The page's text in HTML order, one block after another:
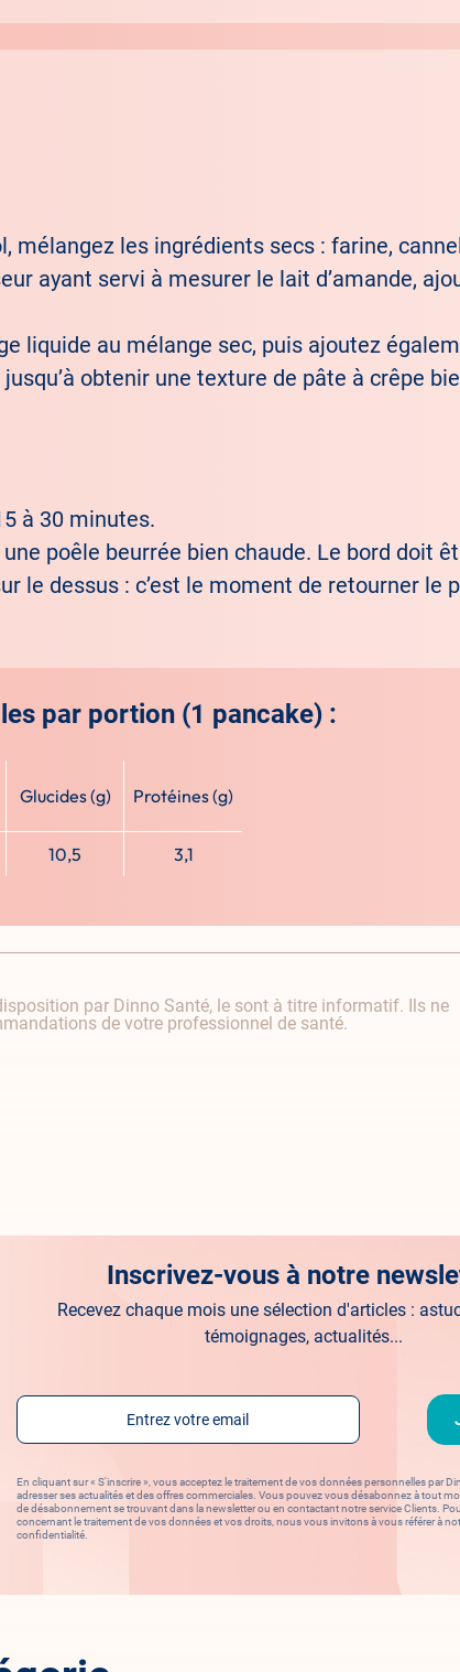
mélangez les ingrédients secs : farine,
ayant servi à mesurer le lait d’amande,
liquide au mélange sec, puis ajoutez
obtenir une texture de pâte à crêpe
à 30 minutes.
poêle beurrée bien chaude. Le bord doit
le dessus : c’est le moment de retourner le
par portion (1 pancake) :
Glucides (g)
10,5
Protéines (g)
3,1
par Dinno Santé, le sont à titre informatif. Ils ne
de votre professionnel de santé.
Inscrivez-vous à notre
Recevez chaque mois une sélection d'articles :
témoignages, actualités...
Email
En cliquant sur « S'inscrire », vous acceptez le traitement de vos données personnelles par
adresser ses actualités et des offres commerciales. Vous pouvez vous désabonnez à tout
de désabonnement se trouvant dans la newsletter ou en contactant notre service Clients.
concernant le traitement de vos données et vos droits, nous vous invitons à vous référer à
confidentialité.